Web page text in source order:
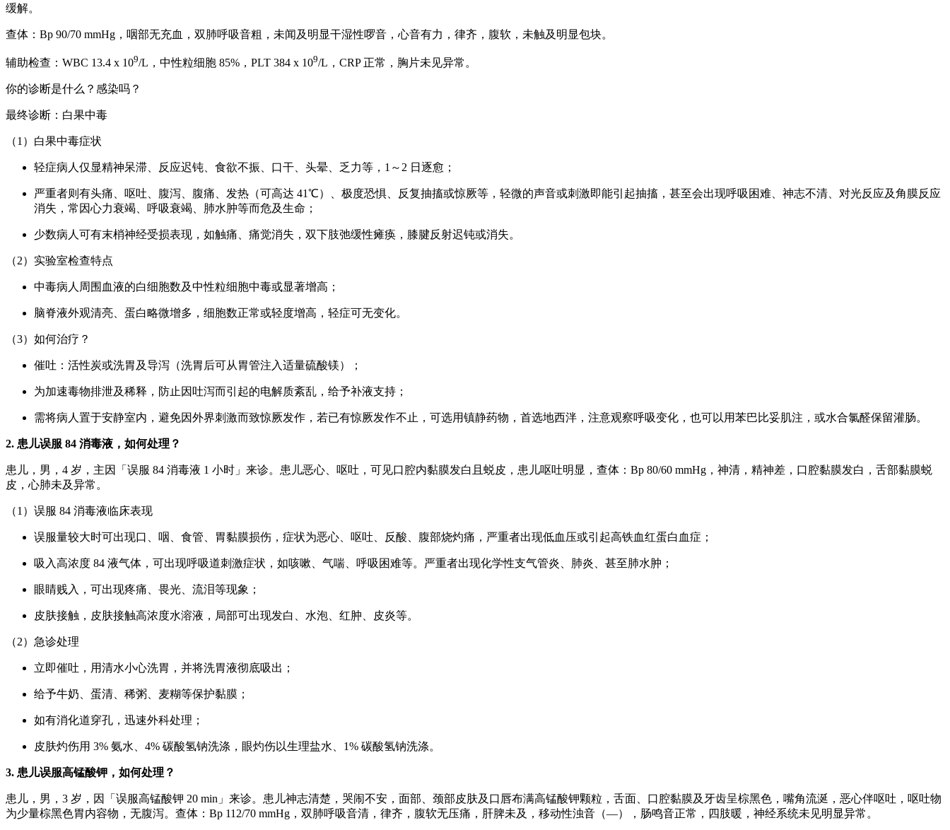
缓解。
查体：Bp 90/70 mmHg，咽部无充血，双肺呼吸音粗，未闻及明显干湿性啰音，心音有力，律齐，腹软，未触及明显包块。
辅助检查：WBC 13.4 x 109/L，中性粒细胞 85%，PLT 384 x 109/L，CRP 正常，胸片未见异常。
你的诊断是什么？感染吗？
最终诊断：白果中毒
（1）白果中毒症状
轻症病人仅显精神呆滞、反应迟钝、食欲不振、口干、头晕、乏力等，1～2 日逐愈；
严重者则有头痛、呕吐、腹泻、腹痛、发热（可高达 41℃）、极度恐惧、反复抽搐或惊厥等，轻微的声音或刺激即能引起抽搐，甚至会出现呼吸困难、神志不清、对光反应及角膜反应
消失，常因心力衰竭、呼吸衰竭、肺水肿等而危及生命；
少数病人可有末梢神经受损表现，如触痛、痛觉消失，双下肢弛缓性瘫痪，膝腱反射迟钝或消失。
（2）实验室检查特点
中毒病人周围血液的白细胞数及中性粒细胞中毒或显著增高；
脑脊液外观清亮、蛋白略微增多，细胞数正常或轻度增高，轻症可无变化。
（3）如何治疗？
催吐：活性炭或洗胃及导泻（洗胃后可从胃管注入适量硫酸镁）；
为加速毒物排泄及稀释，防止因吐泻而引起的电解质紊乱，给予补液支持；
需将病人置于安静室内，避免因外界刺激而致惊厥发作，若已有惊厥发作不止，可选用镇静药物，首选地西泮，注意观察呼吸变化，也可以用苯巴比妥肌注，或水合氯醛保留灌肠。
2. 患儿误服 84 消毒液，如何处理？
患儿，男，4 岁，主因「误服 84 消毒液 1 小时」来诊。患儿恶心、呕吐，可见口腔内黏膜发白且蜕皮，患儿呕吐明显，查体：Bp 80/60 mmHg，神清，精神差，口腔黏膜发白，舌部黏膜蜕
皮，心肺未及异常。
（1）误服 84 消毒液临床表现
误服量较大时可出现口、咽、食管、胃黏膜损伤，症状为恶心、呕吐、反酸、腹部烧灼痛，严重者出现低血压或引起高铁血红蛋白血症；
吸入高浓度 84 液气体，可出现呼吸道刺激症状，如咳嗽、气喘、呼吸困难等。严重者出现化学性支气管炎、肺炎、甚至肺水肿；
眼睛贱入，可出现疼痛、畏光、流泪等现象；
皮肤接触，皮肤接触高浓度水溶液，局部可出现发白、水泡、红肿、皮炎等。
（2）急诊处理
立即催吐，用清水小心洗胃，并将洗胃液彻底吸出；
给予牛奶、蛋清、稀粥、麦糊等保护黏膜；
如有消化道穿孔，迅速外科处理；
皮肤灼伤用 3% 氨水、4% 碳酸氢钠洗涤，眼灼伤以生理盐水、1% 碳酸氢钠洗涤。
3. 患儿误服高锰酸钾，如何处理？
患儿，男，3 岁，因「误服高锰酸钾 20 min」来诊。患儿神志清楚，哭闹不安，面部、颈部皮肤及口唇布满高锰酸钾颗粒，舌面、口腔黏膜及牙齿呈棕黑色，嘴角流涎，恶心伴呕吐，呕吐物
为少量棕黑色胃内容物，无腹泻。查体：Bp 112/70 mmHg，双肺呼吸音清，律齐，腹软无压痛，肝脾未及，移动性浊音（—），肠鸣音正常，四肢暖，神经系统未见明显异常。